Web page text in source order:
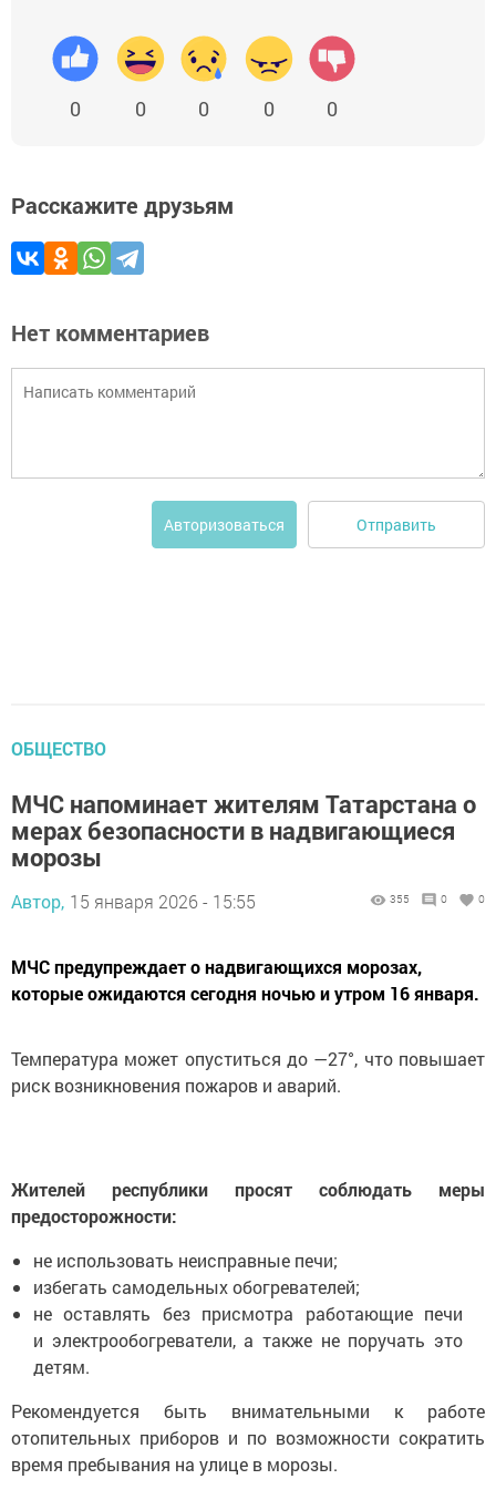
0 0 0 0 0
Расскажите друзьям
Нет комментариев
Авторизоваться Отправить
ОБЩЕСТВО
МЧС напоминает жителям Татарстана о
мерах безопасности в надвигающиеся
морозы
Автор, 15 января 2026 - 15:55 355 0 0
МЧС предупреждает о надвигающихся морозах,
которые ожидаются сегодня ночью и утром 16 января.
Температура может опуститься до —27°, что повышает
риск возникновения пожаров и аварий.
Жителей республики просят соблюдать меры
предосторожности:
не использовать неисправные печи;
избегать самодельных обогревателей;
не оставлять без присмотра работающие печи
и электрообогреватели, а также не поручать это
детям.
Рекомендуется быть внимательными к работе
отопительных приборов и по возможности сократить
время пребывания на улице в морозы.